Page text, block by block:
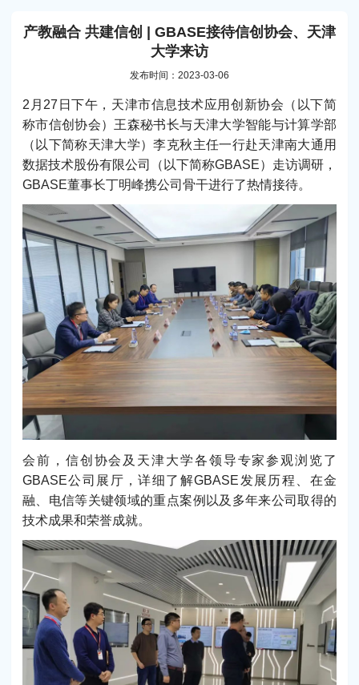
产教融合 共建信创 | GBASE接待信创协会、天津
大学来访
发布时间：2023-03-06
2月27日下午，天津市信息技术应用创新协会（以下简
称市信创协会）王森秘书长与天津大学智能与计算学部
（以下简称天津大学）李克秋主任一行赴天津南大通用
数据技术股份有限公司（以下简称GBASE）走访调研，
GBASE董事长丁明峰携公司骨干进行了热情接待。
会前，信创协会及天津大学各领导专家参观浏览了
GBASE公司展厅，详细了解GBASE发展历程、在金
融、电信等关键领域的重点案例以及多年来公司取得的
技术成果和荣誉成就。